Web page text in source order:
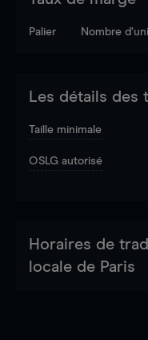
Palier Nombre
Les détails des
Taille minimale
OSLG autorisé
Horaires de
locale de Paris